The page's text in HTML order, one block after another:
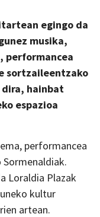
egingo da
musika,
sortzaileentzako
hainbat
espazioa
performancea
Loraldia Plazak
kultur
artean.